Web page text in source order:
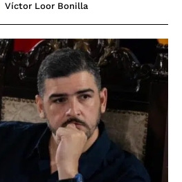
Víctor Loor Bonilla